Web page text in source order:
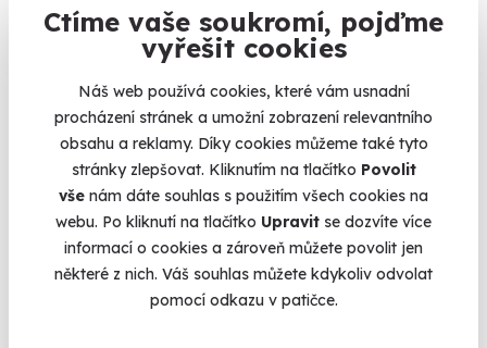
Ctíme vaše soukromí, pojďme
vyřešit cookies
Náš web používá cookies, které vám usnadní
procházení stránek a umožní zobrazení relevantního
obsahu a reklamy. Díky cookies můžeme také tyto
stránky zlepšovat. Kliknutím na tlačítko Povolit
vše nám dáte souhlas s použitím všech cookies na
webu. Po kliknutí na tlačítko Upravit se dozvíte více
informací o cookies a zároveň můžete povolit jen
některé z nich. Váš souhlas můžete kdykoliv odvolat
pomocí odkazu v patičce.
9.1
Zážitková střelba pro nadšence - 18 zbraní
Vystřílíte celkem 110 nábojů!
Otrokovice - vnitřní střelnice
(+ 28 dalších lokalit)